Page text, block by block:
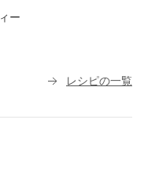
ー
レシピの一覧